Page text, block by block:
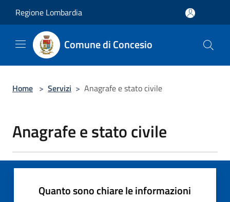
Regione Lombardia
Comune di Concesio
Home > Servizi > Anagrafe e stato civile
Anagrafe e stato civile
Quanto sono chiare le informazioni